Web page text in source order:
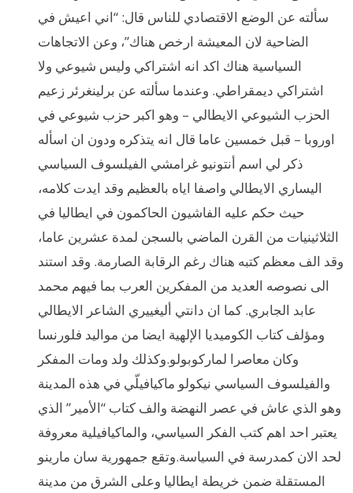
سألته عن الوضع الاقتصادي للناس قال: “اني اعيش في
الضاحية لان المعيشة ارخص هناك”، وعن الاتجاهات
السياسية هناك اكد انه اشتراكي وليس شيوعي ولا
اشتراكي ديمقراطي. وعندما سألته عن برلينغرئر زعيم
الحزب الشيوعي الايطالي – وهو اكبر حزب شيوعي في
اوروبا – قبل خمسين عاما قال انه يتذكره ودون ان اسأله
ذكر لي اسم أنتونيو غرامشي الفيلسوف السياسي
اليساري الايطالي واصفا اياه بالعظيم وقد ايدت كلامه،
حيث حكم عليه الفاشيون الحاكمون في ايطاليا في
الثلاثينيات من القرن الماضي بالسجن لمدة عشرين عاما،
وقد الف معظم كتبه هناك رغم الرقابة الصارمة. وقد استند
الى نصوصه العديد من المفكرين العرب بما فيهم محمد
عابد الجابري. كما ان دانتي أليغييري الشاعر الايطالي
ومؤلف كتاب الكوميديا الإلهية ايضا من مواليد فلورنسا
وكان معاصرا لماركوبولو.وكذلك ولد ومات المفكر
والفيلسوف السياسي نيكولو ماكيافيلّي في هذه المدينة
وهو الذي عاش في عصر النهضة والف كتاب “الأمير” الذي
يعتبر احد اهم كتب الفكر السياسي، والماكيافيلية معروفة
لحد الان كمدرسة في السياسة.وتقع جمهورية سان مارينو
المستقلة ضمن خريطة ايطاليا وعلى الشرق من مدينة